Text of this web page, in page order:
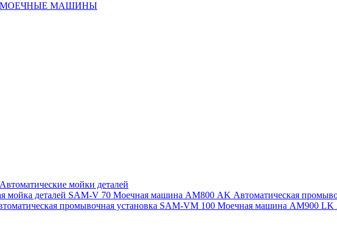
МОЕЧНЫЕ МАШИНЫ
Автоматические мойки деталей
мойка деталей SAM-V 70 Моечная машина АМ800 AK Автоматическая
промывочная установка SAM-VM 100 Моечная машина AM900 LK